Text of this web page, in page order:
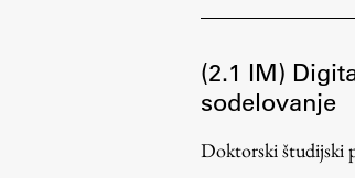
(2.1 IM)
sodelovanje
Doktorski študijski